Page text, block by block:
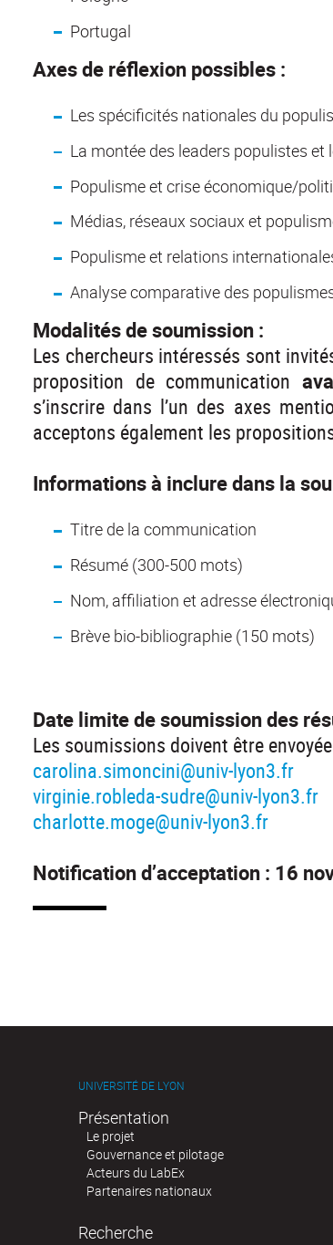
Portugal
Axes de réflexion possibles :
Les spécificités nationales du
La montée des leaders populistes
Populisme et crise économique/
Médias, réseaux sociaux et
Populisme et relations
Analyse comparative des
Modalités de soumission :
Les chercheurs intéressés sont
proposition de communication
s’inscrire dans l’un des axes
acceptons également les
Informations à inclure dans la
Titre de la communication
Résumé (300-500 mots)
Nom, affiliation et adresse
Brève bio-bibliographie (150 mots)
Date limite de soumission des
Les soumissions doivent être
carolina.simoncini@univ-lyon3.fr
virginie.robleda-sudre@univ-lyon3.fr
charlotte.moge@univ-lyon3.fr
Notification d’acceptation : 16
UNIVERSITÉ DE LYON
Présentation
Le projet
Gouvernance et pilotage
Acteurs du LabEx
Partenaires nationaux
Recherche